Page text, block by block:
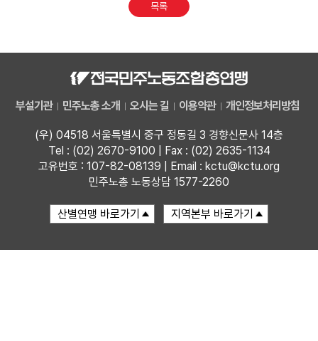
목록
부설기관 민주노총 소개 오시는 길 이용약관 개인정보처리방침
(우) 04518 서울특별시 중구 정동길 3 경향신문사 14층
Tel : (02) 2670-9100 | Fax : (02) 2635-1134
고유번호 : 107-82-08139 | Email : kctu@kctu.org
민주노총 노동상담 1577-2260